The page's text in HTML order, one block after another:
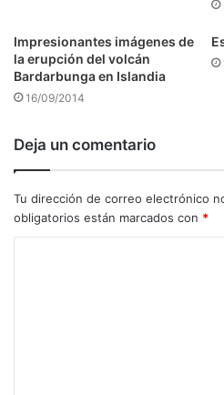
Impresionantes imágenes de
la erupción del volcán
Bardarbunga en Islandia
16/09/2014
Deja un comentario
Tu dirección de correo electrónico
obligatorios están marcados con *